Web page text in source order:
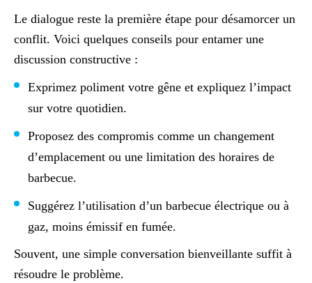
Le dialogue reste la première étape pour désamorcer un
conflit. Voici quelques conseils pour entamer une
discussion constructive :
Exprimez poliment votre gêne et expliquez l’impact
sur votre quotidien.
Proposez des compromis comme un changement
d’emplacement ou une limitation des horaires de
barbecue.
Suggérez l’utilisation d’un barbecue électrique ou à
gaz, moins émissif en fumée.
Souvent, une simple conversation bienveillante suffit à
résoudre le problème.